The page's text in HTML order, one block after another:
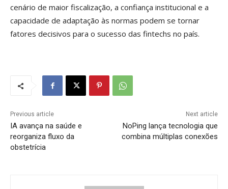
cenário de maior fiscalização, a confiança institucional e a
capacidade de adaptação às normas podem se tornar
fatores decisivos para o sucesso das fintechs no país.
Previous article
IA avança na saúde e
reorganiza fluxo da
obstetrícia
Next article
NoPing lança tecnologia que
combina múltiplas conexões